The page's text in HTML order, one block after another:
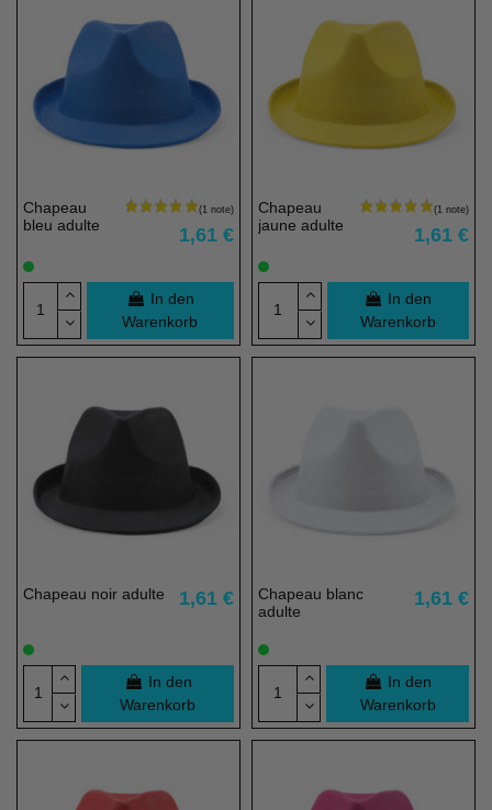
Chapeau
bleu adulte
1,61 €
In den
Warenkorb
Chapeau
jaune adulte
1,61 €
In den
Warenkorb
Chapeau noir adulte 1,61 €
In den
Warenkorb
Chapeau blanc
adulte
1,61 €
In den
Warenkorb